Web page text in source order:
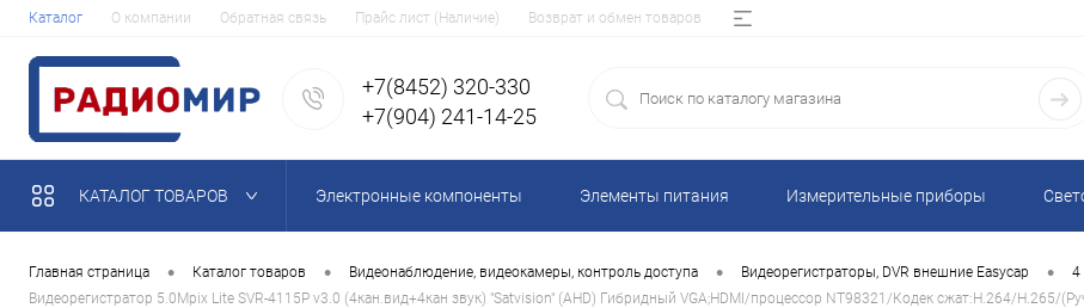
Каталог О компании Обратная связь Прайс лист (Наличие) Возврат и обмен товаров
+7(8452) 320-330
+7(904) 241-14-25
КАТАЛОГ ТОВАРОВ Электронные компоненты Элементы питания Измерительные приборы
Главная страница • Каталог товаров • Видеонаблюдение, видеокамеры, контроль доступа • Видеорегистраторы, DVR внешние Easycap • 4
Видеорегистратор 5.0Mpix Lite SVR-4115P v3.0 (4кан.вид+4кан звук) "Satvision" (AHD) Гибридный VGA;HDMI/процессор NT98321/Кодек сжат:H.264/H.265/